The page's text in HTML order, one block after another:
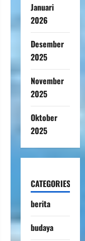
Januari
2026
Desember
2025
November
2025
Oktober
2025
CATEGORIES
berita
budaya